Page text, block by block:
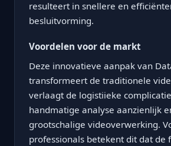
resulteert in snellere en
besluitvorming.
Voordelen voor de markt
Deze innovatieve aanpak van
transformeert de traditionele
verlaagt de logistiieke
handmatige analyse aanzienlijk
grootschalige videoverwerking.
professionals betekent dit dat de